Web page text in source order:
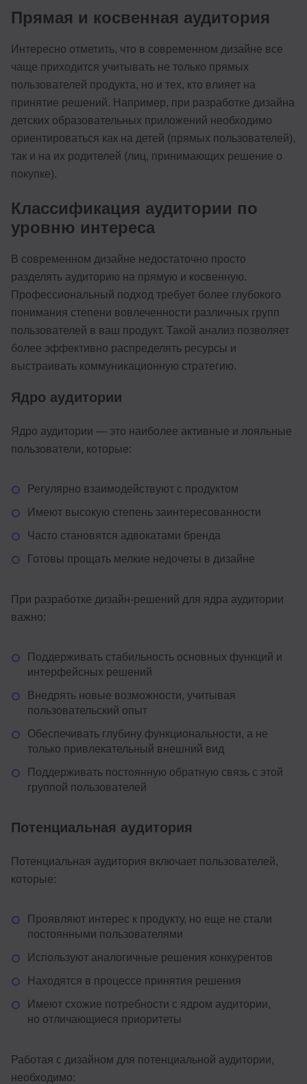
Прямая и косвенная аудитория
Интересно отметить, что в современном дизайне все
чаще приходится учитывать не только прямых
пользователей продукта, но и тех, кто влияет на
принятие решений. Например, при разработке дизайна
детских образовательных приложений необходимо
ориентироваться как на детей (прямых пользователей),
так и на их родителей (лиц, принимающих решение о
покупке).
Классификация аудитории по
уровню интереса
В современном дизайне недостаточно просто
разделять аудиторию на прямую и косвенную.
Профессиональный подход требует более глубокого
понимания степени вовлеченности различных групп
пользователей в ваш продукт. Такой анализ позволяет
более эффективно распределять ресурсы и
выстраивать коммуникационную стратегию.
Ядро аудитории
Ядро аудитории — это наиболее активные и лояльные
пользователи, которые:
Регулярно взаимодействуют с продуктом
Имеют высокую степень заинтересованности
Часто становятся адвокатами бренда
Готовы прощать мелкие недочеты в дизайне
При разработке дизайн-решений для ядра аудитории
важно:
Поддерживать стабильность основных функций и
интерфейсных решений
Внедрять новые возможности, учитывая
пользовательский опыт
Обеспечивать глубину функциональности, а не
только привлекательный внешний вид
Поддерживать постоянную обратную связь с этой
группой пользователей
Потенциальная аудитория
Потенциальная аудитория включает пользователей,
которые:
Проявляют интерес к продукту, но еще не стали
постоянными пользователями
Используют аналогичные решения конкурентов
Находятся в процессе принятия решения
Имеют схожие потребности с ядром аудитории,
но отличающиеся приоритеты
Работая с дизайном для потенциальной аудитории,
необходимо: